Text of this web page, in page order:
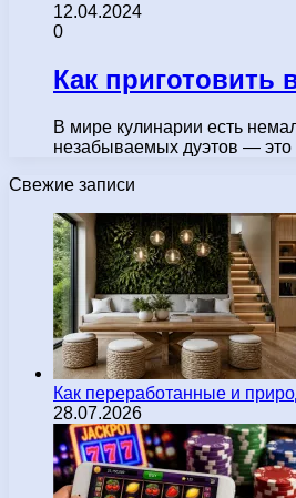
12.04.2024
0
Как приготовить
В мире кулинарии есть
незабываемых дуэтов —
Свежие записи
Как переработанные и
28.07.2026